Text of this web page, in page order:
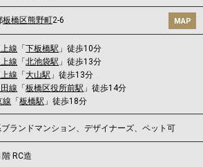
板橋区熊野町2-6 MAP
線 「下板橋駅 」徒歩10分
線 「北池袋駅 」徒歩13分
線 「 大山駅 」徒歩13分
線 「板橋区役所前駅 」徒歩14分
線 「板橋駅 」徒歩18分
ブランドマンション、デザイナーズ、ペット可
RC造